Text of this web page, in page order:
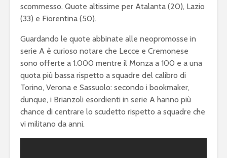
scommesso. Quote altissime per Atalanta (20), Lazio
(33) e Fiorentina (50).
Guardando le quote abbinate alle neopromosse in
serie A è curioso notare che Lecce e Cremonese
sono offerte a 1.000 mentre il Monza a 100 e a una
quota più bassa rispetto a squadre del calibro di
Torino, Verona e Sassuolo: secondo i bookmaker,
dunque, i Brianzoli esordienti in serie A hanno più
chance di centrare lo scudetto rispetto a squadre che
vi militano da anni.